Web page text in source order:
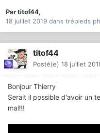
Partitof44,
18 juillet 2019 dans trépieds
titof44
Posté(e) 18 juillet
Bonjour Thierry
Serait il possible d'avoir un
mal!!!